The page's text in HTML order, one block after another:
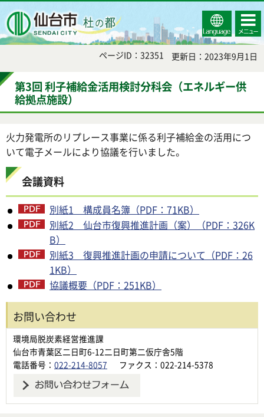
Select
Language
コンテ
ンツメ
ニュー
ページID：32351 更新日：2023年9月1日
第3回 利子補給金活用検討分科会（エネルギー供
給拠点施設）
火力発電所のリプレース事業に係る利子補給金の活用につ
いて電子メールにより協議を行いました。
会議資料
別紙1 構成員名簿（PDF：71KB）
別紙2 仙台市復興推進計画（案）（PDF：326K
B）
別紙3 復興推進計画の申請について（PDF：26
1KB）
協議概要（PDF：251KB）
お問い合わせ
環境局脱炭素経営推進課
仙台市青葉区二日町6-12二日町第二仮庁舎5階
電話番号： 022-214-8057 ファクス：022-214-5378